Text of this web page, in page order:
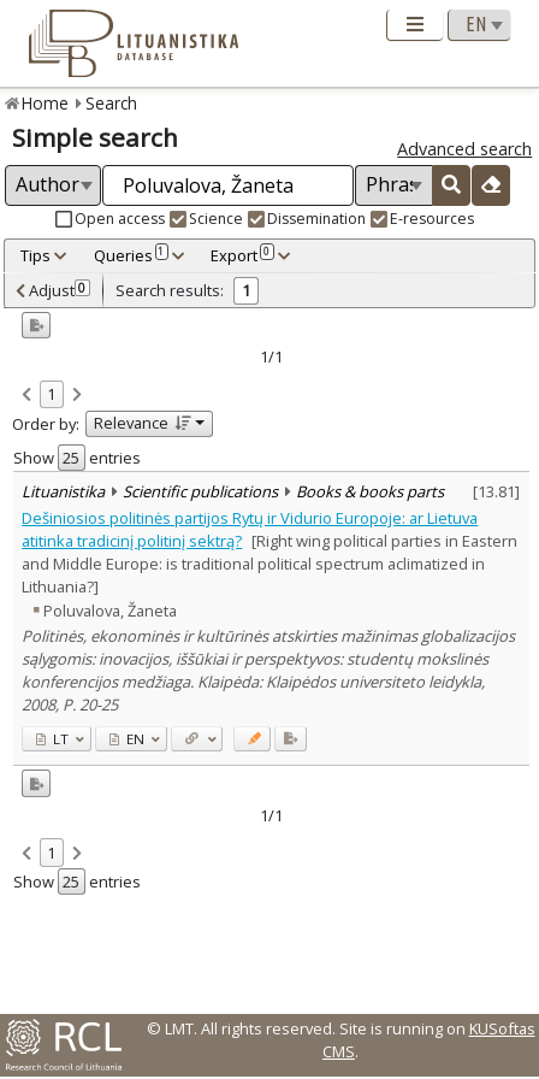
Home Search
Simple search Advanced search
Open access Science Dissemination E-resources
Tips Queries 1 Export 0
Adjusted by criteria 0
Year
Refine
Scientific publications
Document Type:
Books & books parts
Subject area
Political sciences
Text language
Country of publication
Historical periods
Lithuanian place names
Subject
Journal
Adjust 0 Search results: 1
1/1
1
Order by:
Relevance
Show
entries
Lituanistika
Scientific publications Books & books parts [13.81]
Dešiniosios politinės partijos Rytų ir Vidurio Europoje: ar Lietuva
atitinka tradicinį politinį sektrą? [Right wing political parties in Eastern
and Middle Europe: is traditional political spectrum aclimatized in
Lithuania?]
Poluvalova, Žaneta
Politinės, ekonominės ir kultūrinės atskirties mažinimas globalizacijos
sąlygomis: inovacijos, iššūkiai ir perspektyvos: studentų mokslinės
konferencijos medžiaga. Klaipėda: Klaipėdos universiteto leidykla,
2008, P. 20-25
LT EN
1/1
1
Show
entries
© LMT. All rights reserved. Site is running on KUSoftas
CMS.